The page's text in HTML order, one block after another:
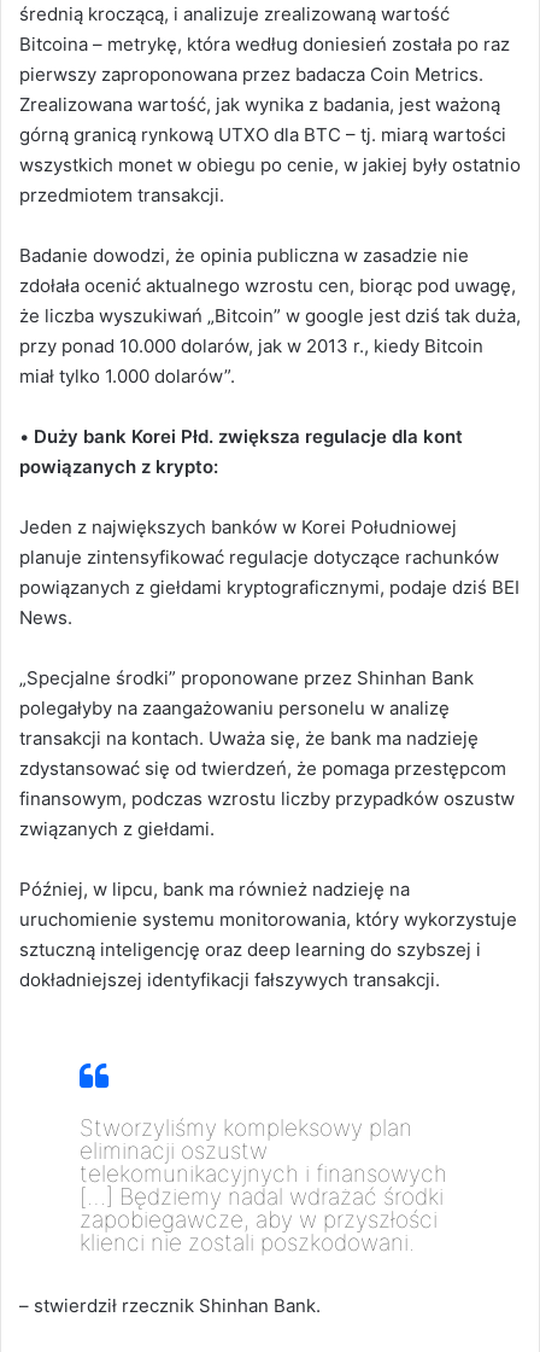
średnią kroczącą, i analizuje zrealizowaną wartość
Bitcoina – metrykę, która według doniesień została po raz
pierwszy zaproponowana przez badacza Coin Metrics.
Zrealizowana wartość, jak wynika z badania, jest ważoną
górną granicą rynkową UTXO dla BTC – tj. miarą wartości
wszystkich monet w obiegu po cenie, w jakiej były ostatnio
przedmiotem transakcji.
Badanie dowodzi, że opinia publiczna w zasadzie nie
zdołała ocenić aktualnego wzrostu cen, biorąc pod uwagę,
że liczba wyszukiwań „Bitcoin” w google jest dziś tak duża,
przy ponad 10.000 dolarów, jak w 2013 r., kiedy Bitcoin
miał tylko 1.000 dolarów”.
• Duży bank Korei Płd. zwiększa regulacje dla kont
powiązanych z krypto:
Jeden z największych banków w Korei Południowej
planuje zintensyfikować regulacje dotyczące rachunków
powiązanych z giełdami kryptograficznymi, podaje dziś BEI
News.
„Specjalne środki” proponowane przez Shinhan Bank
polegałyby na zaangażowaniu personelu w analizę
transakcji na kontach. Uważa się, że bank ma nadzieję
zdystansować się od twierdzeń, że pomaga przestępcom
finansowym, podczas wzrostu liczby przypadków oszustw
związanych z giełdami.
Później, w lipcu, bank ma również nadzieję na
uruchomienie systemu monitorowania, który wykorzystuje
sztuczną inteligencję oraz deep learning do szybszej i
dokładniejszej identyfikacji fałszywych transakcji.
Stworzyliśmy kompleksowy plan
eliminacji oszustw
telekomunikacyjnych i finansowych
[…] Będziemy nadal wdrażać środki
zapobiegawcze, aby w przyszłości
klienci nie zostali poszkodowani.
– stwierdził rzecznik Shinhan Bank.